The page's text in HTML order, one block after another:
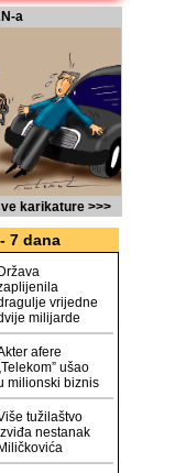
a
karikature >>>
7 dana
Država
vrijedne
milijarde
afere
ušao
milionski biznis
tužilaštvo
nestanak
Miličkovića